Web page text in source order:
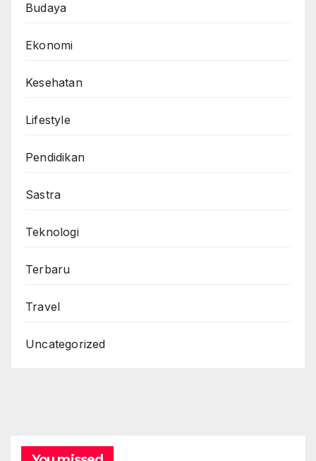
Budaya
Ekonomi
Kesehatan
Lifestyle
Pendidikan
Sastra
Teknologi
Terbaru
Travel
Uncategorized